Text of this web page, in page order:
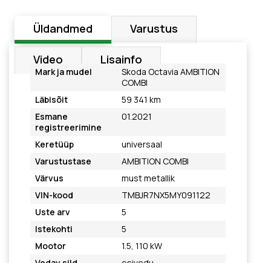
Üldandmed Varustus
Video Lisainfo
Mark ja mudel
Skoda Octavia AMBITION
COMBI
Läbisõit
59 341 km
Esmane
registreerimine
01.2021
Keretüüp
universaal
Varustustase
AMBITION COMBI
Värvus
must metallik
VIN-kood
TMBJR7NX5MY091122
Uste arv
5
Istekohti
5
Mootor
1.5, 110 kW